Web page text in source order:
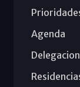
Agenda